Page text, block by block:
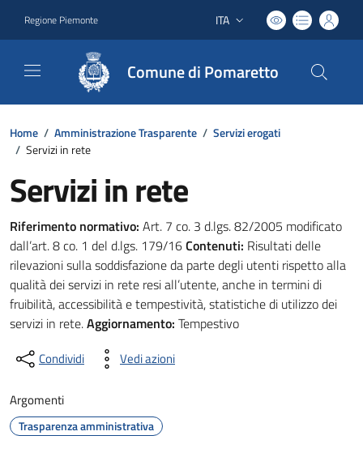
Regione Piemonte Lingua attiva:
ITA
Comune di Pomaretto
Home / Amministrazione Trasparente / Servizi erogati
/ Servizi in rete
Servizi in rete
Riferimento normativo: Art. 7 co. 3 d.lgs. 82/2005 modificato
dall’art. 8 co. 1 del d.lgs. 179/16Contenuti: Risultati delle
rilevazioni sulla soddisfazione da parte degli utenti rispetto alla
qualità dei servizi in rete resi all’utente, anche in termini di
fruibilità, accessibilità e tempestività, statistiche di utilizzo dei
servizi in rete.Aggiornamento: Tempestivo
Condividi Vedi azioni
Argomenti
Trasparenza amministrativa